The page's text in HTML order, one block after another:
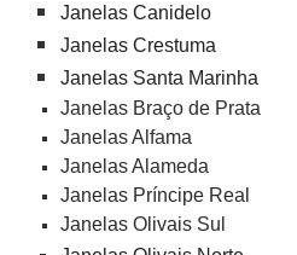
Janelas Canidelo
Janelas Crestuma
Janelas Santa Marinha
Janelas Braço de Prata
Janelas Alfama
Janelas Alameda
Janelas Príncipe Real
Janelas Olivais Sul